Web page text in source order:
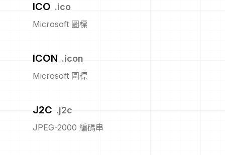
ICO .ico
Microsoft 圖標
ICON .icon
Microsoft 圖標
J2C .j2c
JPEG-2000 編碼串